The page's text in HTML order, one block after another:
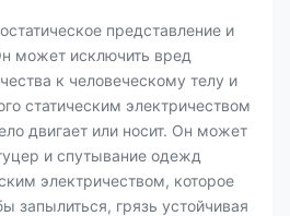
представление и
может исключить вред
к человеческому телу и
статическим электричеством
двигает или носит. Он может
и спутывание одежд
электричеством, которое
запылиться, грязь устойчивая